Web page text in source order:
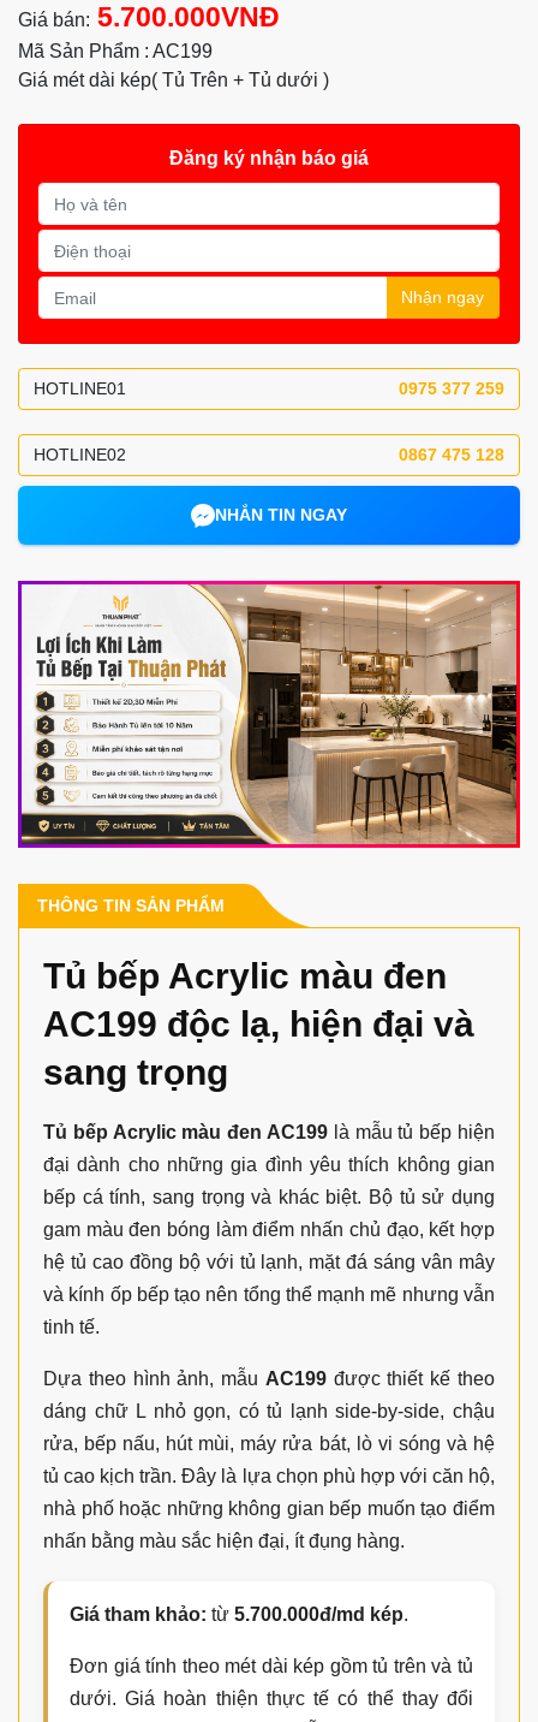
Giá bán: 5.700.000VNĐ
Mã Sản Phẩm : AC199
Giá mét dài kép( Tủ Trên + Tủ dưới )
Đăng ký nhận báo giá
Nhận ngay
HOTLINE01 0975 377 259
HOTLINE02 0867 475 128
NHẮN TIN NGAY
THÔNG TIN SẢN PHẨM
Tủ bếp Acrylic màu đen
AC199 độc lạ, hiện đại và
sang trọng
Tủ bếp Acrylic màu đen AC199 là mẫu tủ bếp hiện
đại dành cho những gia đình yêu thích không gian
bếp cá tính, sang trọng và khác biệt. Bộ tủ sử dụng
gam màu đen bóng làm điểm nhấn chủ đạo, kết hợp
hệ tủ cao đồng bộ với tủ lạnh, mặt đá sáng vân mây
và kính ốp bếp tạo nên tổng thể mạnh mẽ nhưng vẫn
tinh tế.
Dựa theo hình ảnh, mẫu AC199được thiết kế theo
dáng chữ L nhỏ gọn, có tủ lạnh side-by-side, chậu
rửa, bếp nấu, hút mùi, máy rửa bát, lò vi sóng và hệ
tủ cao kịch trần. Đây là lựa chọn phù hợp với căn hộ,
nhà phố hoặc những không gian bếp muốn tạo điểm
nhấn bằng màu sắc hiện đại, ít đụng hàng.
Giá tham khảo: từ 5.700.000đ/md kép.
Đơn giá tính theo mét dài kép gồm tủ trên và tủ
dưới. Giá hoàn thiện thực tế có thể thay đổi